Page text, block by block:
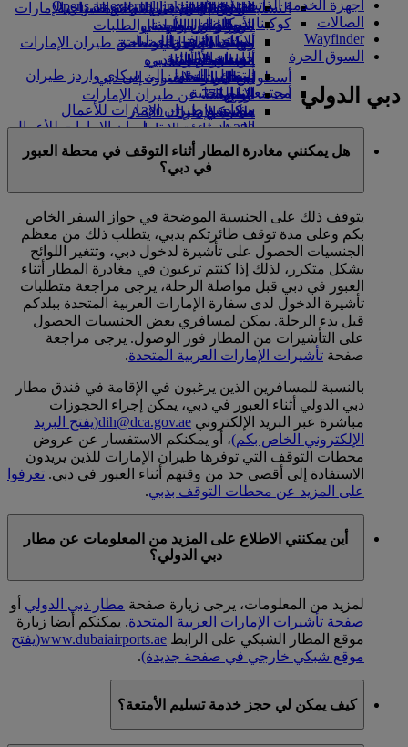
تناول الطعام في الدرجة السياحية
الممتازة
وجبات الدرجة السياحية
المشروبات
أسطول طائراتنا
بوينج 777
طائرة الإمارات A380
A350 طائرة الإمارات
الإمارات للطيران الخاص
توزيع المقاعد
السوق الحرة
متجرنا الرسمي
التسلية للأطفال
الترفيه عن الأطفال
ألعاب الأطفال
أنشطة للأطفال
in a new tab
كوكبنا
الاستدامة في العمليات
السياسة البيئية
التقارير البيئية
مجتمعاتنا المحلية
مؤسسة طيران الإمارات للأعمال
الإنسانيةمؤسسة طيران الإمارات للأعمال
الإنسانية Opens an external link in a new
tab
الرحلات إلى دبي
من الرياض إلى دبي
من جدة إلى دبي
من الدمام إلى دبي
من المدينة المنورة إلى دبي
أحدث الوجهات
هلسنكي
هانغتشو
دا نانغ
شنزان
سييم ريب
Opens an external link in a new tab
شركاؤنا
سكاي واردز رايل
حاسبة الأميال
تسجيل الدخول إلى سكاي واردز طيران
الإمارات
سكاي واردز+
السفر لأصحاب الهمم مع طيران الإمارات
المساعدة الخاصة والطلبات
تجربتكم على متن الطائرة
الأدوات والموارد
الهاتف المتحرك وتطبيق طيران الإمارات
إلغاء حجز أو تغييره
تعطل الرحلات
معلومات عن طيران الإمارات
أجهزة الخدمة الذاتية
الصالات
Wayfinder
السوق الحرة
دبي الدولي
هل يمكنني مغادرة المطار أثناء التوقف في محطة العبور
في دبي؟
يتوقف ذلك على الجنسية الموضحة في جواز السفر الخاص
بكم وعلى مدة توقف طائرتكم بدبي، يتطلب ذلك من معظم
الجنسيات الحصول على تأشيرة لدخول دبي، وتتغير اللوائح
بشكل متكرر، لذلك إذا كنتم ترغبون في مغادرة المطار أثناء
العبور في دبي قبل مواصلة الرحلة، يرجى مراجعة متطلبات
تأشيرة الدخول لدى سفارة الإمارات العربية المتحدة ببلدكم
قبل بدء الرحلة. يمكن لمسافري بعض الجنسيات الحصول
على التأشيرات من المطار فور الوصول. يرجى مراجعة
صفحة تأشيرات الإمارات العربية المتحدة.
بالنسبة للمسافرين الذين يرغبون في الإقامة في فندق مطار
دبي الدولي أثناء العبور في دبي، يمكن إجراء الحجوزات
مباشرة عبر البريد الإلكتروني dih@dca.gov.ae(يفتح البريد
الإلكتروني الخاص بكم)، أو يمكنكم الاستفسار عن عروض
محطات التوقف التي توفرها طيران الإمارات للذين يريدون
الاستفادة إلى أقصى حد من وقتهم أثناء العبور في دبي. تعرفوا
على المزيد عن محطات التوقف بدبي.
أين يمكنني الاطلاع على المزيد من المعلومات عن مطار
دبي الدولي؟
لمزيد من المعلومات، يرجى زيارة صفحة مطار دبي الدولي أو
صفحة تأشيرات الإمارات العربية المتحدة. يمكنكم أيضا زيارة
موقع المطار الشبكي على الرابط www.dubaiairports.ae(يفتح
موقع شبكي خارجي في صفحة جديدة).
كيف يمكن لي حجز خدمة تسليم الأمتعة؟